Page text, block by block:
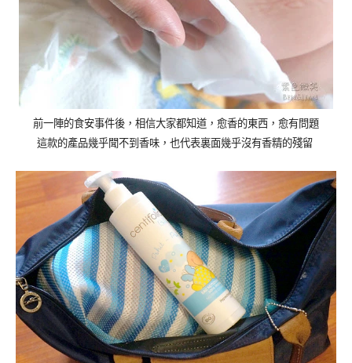
前一陣的食安事件後，相信大家都知道，愈香的東西，愈有問題
這款的產品幾乎聞不到香味，也代表裏面幾乎沒有香精的殘留